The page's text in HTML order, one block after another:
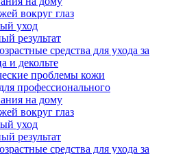
вокруг глаз
уход
результат
средства для ухода за
и декольте
проблемы кожи
профессионального
на дому
вокруг глаз
уход
результат
средства для ухода за